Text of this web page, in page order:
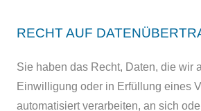
RECHT AUF
Sie haben das Recht, Daten, die wir
Einwilligung oder in Erfüllung eines
automatisiert verarbeiten, an sich